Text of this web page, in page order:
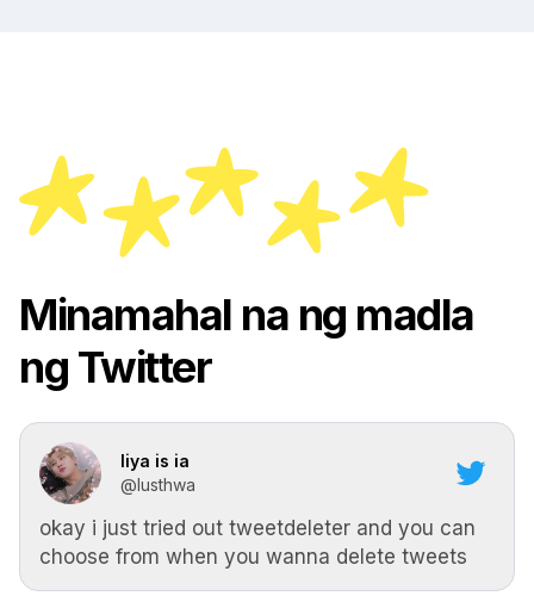
Minamahal na ng madla
ng Twitter
liya is ia
@lusthwa
okay i just tried out tweetdeleter and you can
choose from when you wanna delete tweets